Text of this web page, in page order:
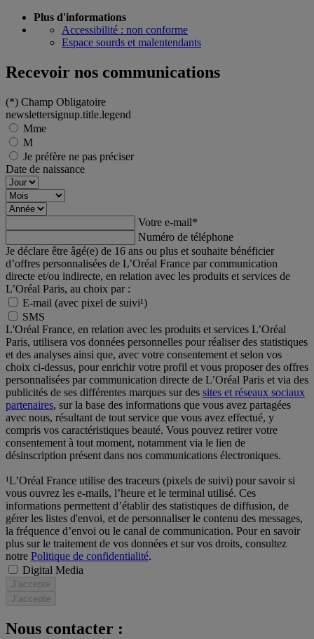
Plus d'informations
Accessibilité : non conforme
Espace sourds et malentendants
Recevoir nos communications
(*) Champ Obligatoire
newslettersignup.title.legend
Mme
M
Je préfère ne pas préciser
Date de naissance
Votre e-mail*
Numéro de téléphone
Je déclare être âgé(e) de 16 ans ou plus et souhaite bénéficier
d’offres personnalisées de L’Oréal France par communication
directe et/ou indirecte, en relation avec les produits et services de
L’Oréal Paris, au choix par :
E-mail (avec pixel de suivi¹)
SMS
L'Oréal France, en relation avec les produits et services L’Oréal
Paris, utilisera vos données personnelles pour réaliser des statistiques
et des analyses ainsi que, avec votre consentement et selon vos
choix ci-dessus, pour enrichir votre profil et vous proposer des offres
personnalisées par communication directe de L’Oréal Paris et via des
publicités de ses différentes marques sur des sites et réseaux sociaux
partenaires, sur la base des informations que vous avez partagées
avec nous, résultant de tout service que vous avez effectué, y
compris vos caractéristiques beauté. Vous pouvez retirer votre
consentement à tout moment, notamment via le lien de
désinscription présent dans nos communications électroniques.
¹L’Oréal France utilise des traceurs (pixels de suivi) pour savoir si
vous ouvrez les e-mails, l’heure et le terminal utilisé. Ces
informations permettent d’établir des statistiques de diffusion, de
gérer les listes d'envoi, et de personnaliser le contenu des messages,
la fréquence d’envoi ou le canal de communication. Pour en savoir
plus sur le traitement de vos données et sur vos droits, consultez
notre Politique de confidentialité.
Digital Media
J’accepte
J’accepte
Nous contacter :